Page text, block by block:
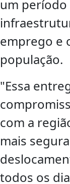
um
emprego e
população.
"Essa
com a
mais
todos os